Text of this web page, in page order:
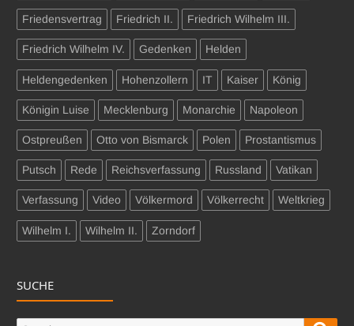
Friedensvertrag Friedrich II. Friedrich Wilhelm III.
Friedrich Wilhelm IV. Gedenken Helden
Heldengedenken Hohenzollern IT Kaiser König
Königin Luise Mecklenburg Monarchie Napoleon
Ostpreußen Otto von Bismarck Polen Prostantismus
Putsch Rede Reichsverfassung Russland Vatikan
Verfassung Video Völkermord Völkerrecht Weltkrieg
Wilhelm I. Wilhelm II. Zorndorf
SUCHE